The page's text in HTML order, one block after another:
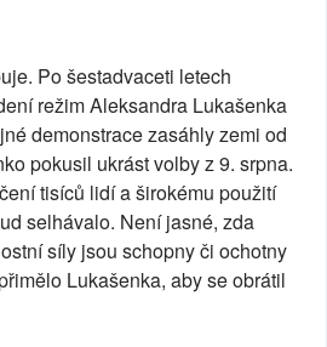
Po šestadvaceti letech
režim Aleksandra Lukašenka
demonstrace zasáhly zemi od
pokusil ukrást volby z 9. srpna.
tisíců lidí a širokému použití
selhávalo. Není jasné, zda
síly jsou schopny či ochotny
Lukašenka, aby se obrátil